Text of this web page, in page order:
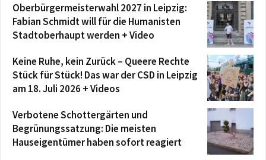
Oberbürgermeisterwahl 2027 in Leipzig:
Fabian Schmidt will für die Humanisten
Stadtoberhaupt werden + Video
Keine Ruhe, kein Zurück – Queere Rechte
Stück für Stück! Das war der CSD in Leipzig
am 18. Juli 2026 + Videos
Verbotene Schottergärten und
Begrünungssatzung: Die meisten
Hauseigentümer haben sofort reagiert